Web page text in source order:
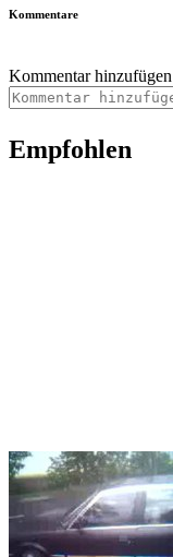
Kommentare
Kommentar hinzufügen
Empfohlen